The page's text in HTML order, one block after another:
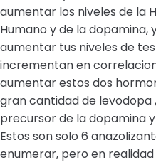
aumentar los niveles de la
Humano y de la dopamina,
aumentar tus niveles de
incrementan en
aumentar estos dos
gran cantidad de levodopa
precursor de la dopamina
Estos son solo 6
enumerar, pero en